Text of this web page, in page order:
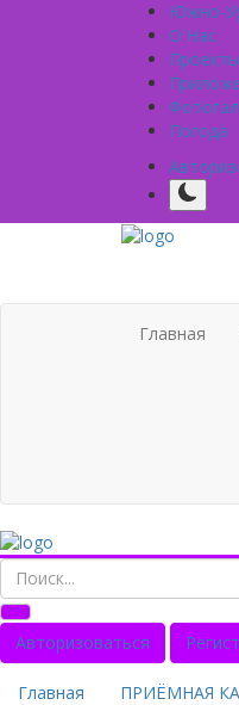
Южно-
О Нас
Проекты
Погода
Главная
Авторизоваться
Главная ПРИЁМНАЯ